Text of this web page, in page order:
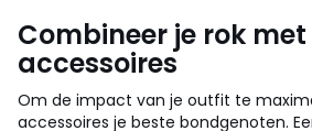
Combineer je rok
accessoires
Om de impact van je outfit te
accessoires je beste bondgenoten.